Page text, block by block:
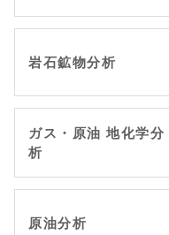
岩石鉱物分析
ガス・原油 地化学分
析
原油分析